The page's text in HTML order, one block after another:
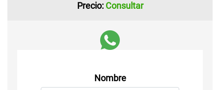
Precio: Consultar
Nombre